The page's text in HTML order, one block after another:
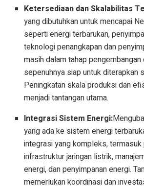
Ketersediaan dan Skalabilitas
yang dibutuhkan untuk mencapai
seperti energi terbarukan,
teknologi penangkapan dan
masih dalam tahap pengembangan
sepenuhnya siap untuk diterapkan
Peningkatan skala produksi dan
menjadi tantangan utama.
Integrasi Sistem Energi:
yang ada ke sistem energi
integrasi yang kompleks, termasuk
infrastruktur jaringan listrik,
energi, dan penyimpanan energi.
memerlukan koordinasi dan